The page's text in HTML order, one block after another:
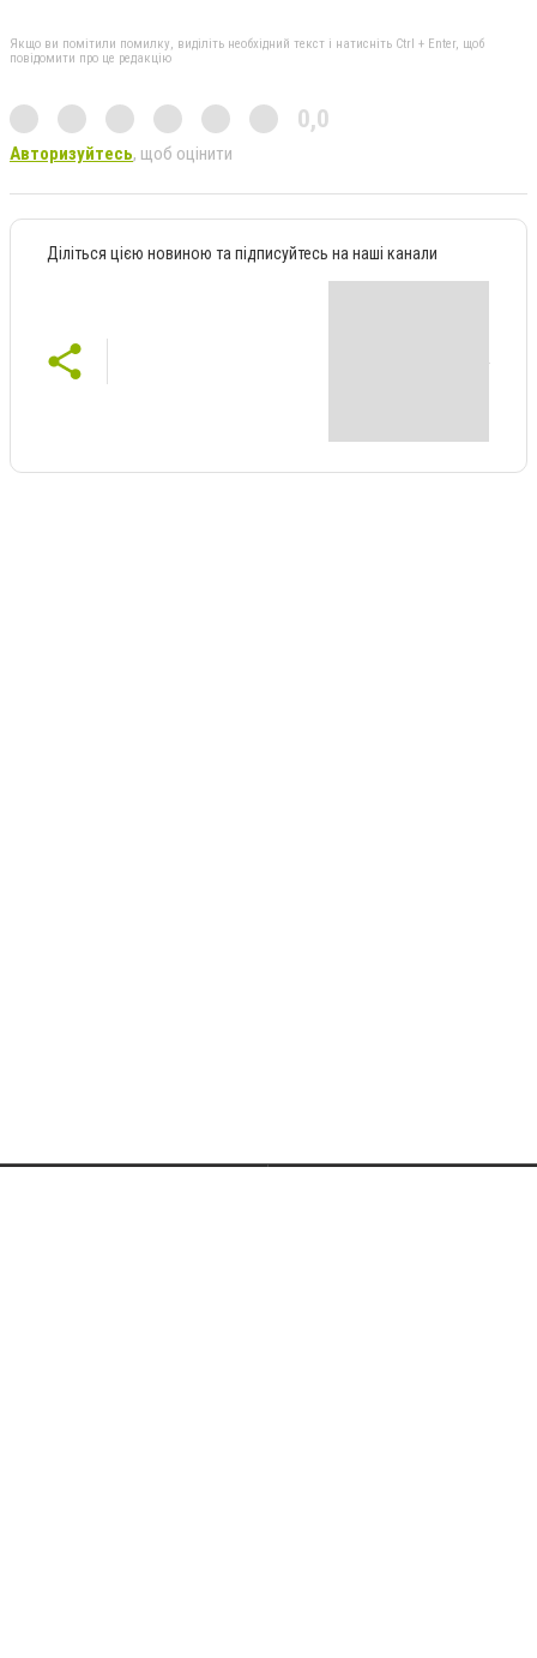
Якщо ви помітили помилку, виділіть необхідний текст і натисніть Ctrl + Enter, щоб
повідомити про це редакцію
0,0
Авторизуйтесь, щоб оцінити
Діліться цією новиною та підписуйтесь на наші канали